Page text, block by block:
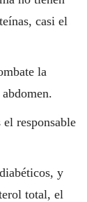
casi el
la
responsable
y
total, el